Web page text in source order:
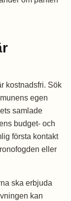
kostnadsfri. Sök
egen
samlade
budget- och
första kontakt
eller
ska erbjuda
kan